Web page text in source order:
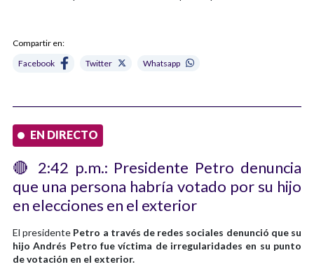
Compartir en:
Facebook
Twitter Whatsapp
EN DIRECTO
🔴 2:42 p.m.: Presidente Petro denuncia
que una persona habría votado por su hijo
en elecciones en el exterior
El presidente Petro a través de redes sociales denunció que su
hijo Andrés Petro fue víctima de irregularidades en su punto
de votación en el exterior.